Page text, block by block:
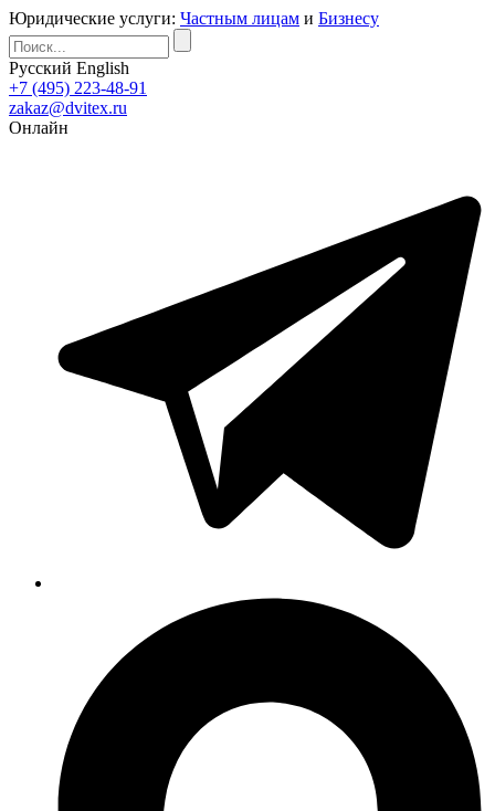
Юридические услуги: Частным лицам и Бизнесу
Русский English
+7 (495) 223-48-91
zakaz@dvitex.ru
Онлайн